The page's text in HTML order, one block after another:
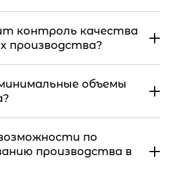
контроль качества
производства?
объемы
по
производства в